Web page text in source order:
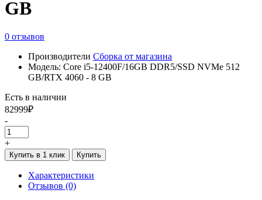
GB
0 отзывов
Производители Сборка от магазина
Модель: Core i5-12400F/16GB DDR5/SSD NVMe 512
GB/RTX 4060 - 8 GB
Есть в наличии
82999₽
-
+
Купить в 1 клик Купить
Характеристики
Отзывов (0)